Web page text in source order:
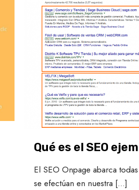
Qué es el SEO
El SEO Onpage abarca
se efectúan en nuestra […]